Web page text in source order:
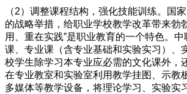
（2）调整课程结构，强化技能训练。国
的战略举措，给职业学校教学改革带来勃
用、重在实践”是职业教育的一个特色。
课、专业课（含专业基础和实验实习）、
校学生除学习本专业应必需的文化课外，
在专业教室和实验室利用教学挂图、示教
多媒体等教学设备，将理论学习、实验实